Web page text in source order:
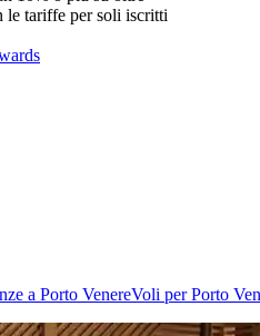
le tariffe per soli iscritti
a Porto VenereVoli per Porto